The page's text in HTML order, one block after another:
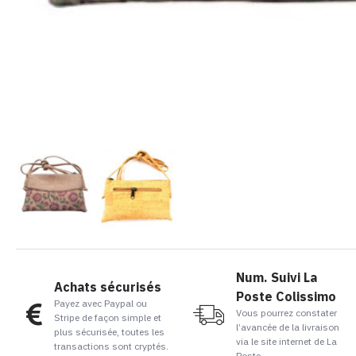
Achats sécurisés
Payez avec Paypal ou
Stripe de façon simple et
plus sécurisée, toutes les
transactions sont cryptés.
Num. Suivi La
Poste Colissimo
Vous pourrez constater
l’avancée de la livraison
via le site internet de La